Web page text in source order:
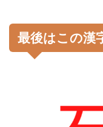
最後はこの漢